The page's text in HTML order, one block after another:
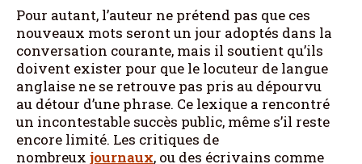
Pour autant, l’auteur ne prétend pas que ces
nouveaux mots seront un jour adoptés dans la
conversation courante, mais il soutient qu’ils
doivent exister pour que le locuteur de langue
anglaise ne se retrouve pas pris au dépourvu
au détour d’une phrase. Ce lexique a rencontré
un incontestable succès public, même s’il reste
encore limité. Les critiques de
nombreux journaux, ou des écrivains comme